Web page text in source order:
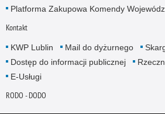
Platforma Zakupowa Komendy
Kontakt
KWP Lublin Mail do dyżurnego
Dostęp do informacji publicznej
E-Usługi
RODO - DODO